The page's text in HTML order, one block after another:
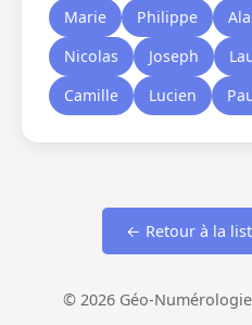
Marie Philippe
Nicolas
Joseph
Camille
Lucien
← Retour à la
© 2026 Géo-